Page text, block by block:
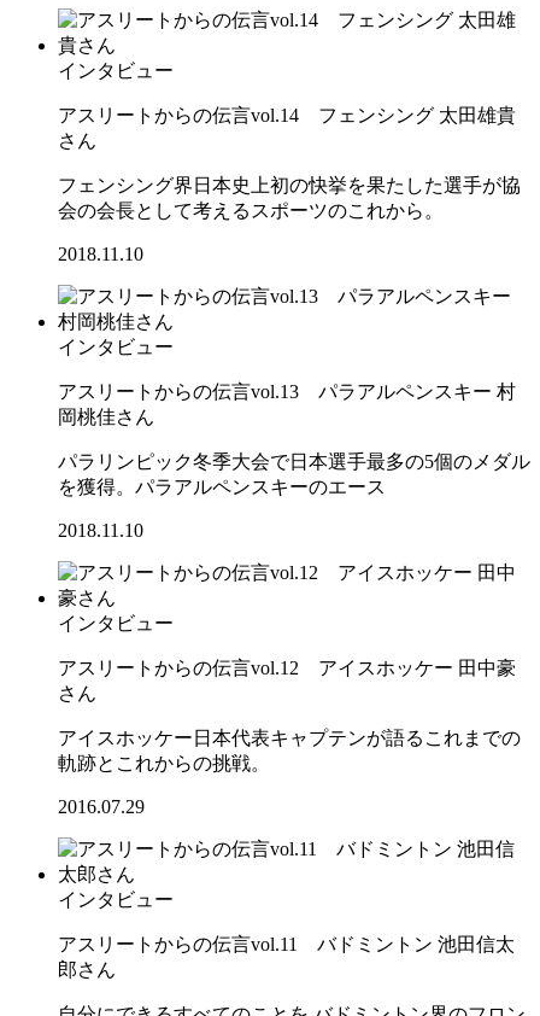
インタビュー
アスリートからの伝言vol.14 フェンシング 太田雄貴
さん
フェンシング界日本史上初の快挙を果たした選手が協
会の会長として考えるスポーツのこれから。
2018.11.10
インタビュー
アスリートからの伝言vol.13 パラアルペンスキー 村
岡桃佳さん
パラリンピック冬季大会で日本選手最多の5個のメダル
を獲得。パラアルペンスキーのエース
2018.11.10
インタビュー
アスリートからの伝言vol.12 アイスホッケー 田中豪
さん
アイスホッケー日本代表キャプテンが語るこれまでの
軌跡とこれからの挑戦。
2016.07.29
インタビュー
アスリートからの伝言vol.11 バドミントン 池田信太
郎さん